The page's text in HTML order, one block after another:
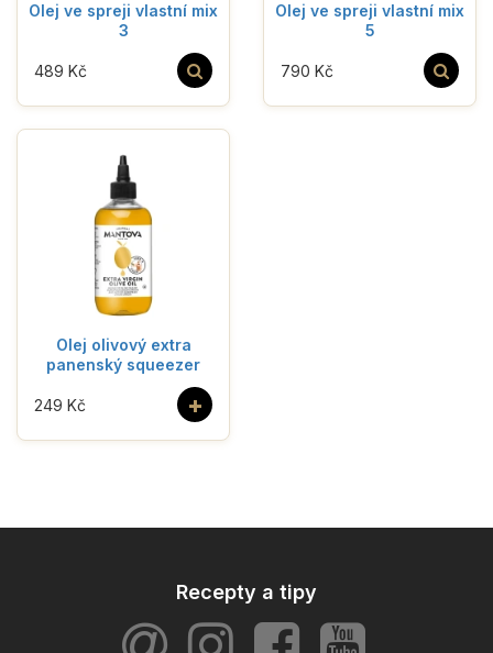
Olej ve spreji vlastní mix
3
489 Kč
Olej ve spreji vlastní mix
5
790 Kč
Olej olivový extra
panenský squeezer
+
249 Kč
Recepty a tipy